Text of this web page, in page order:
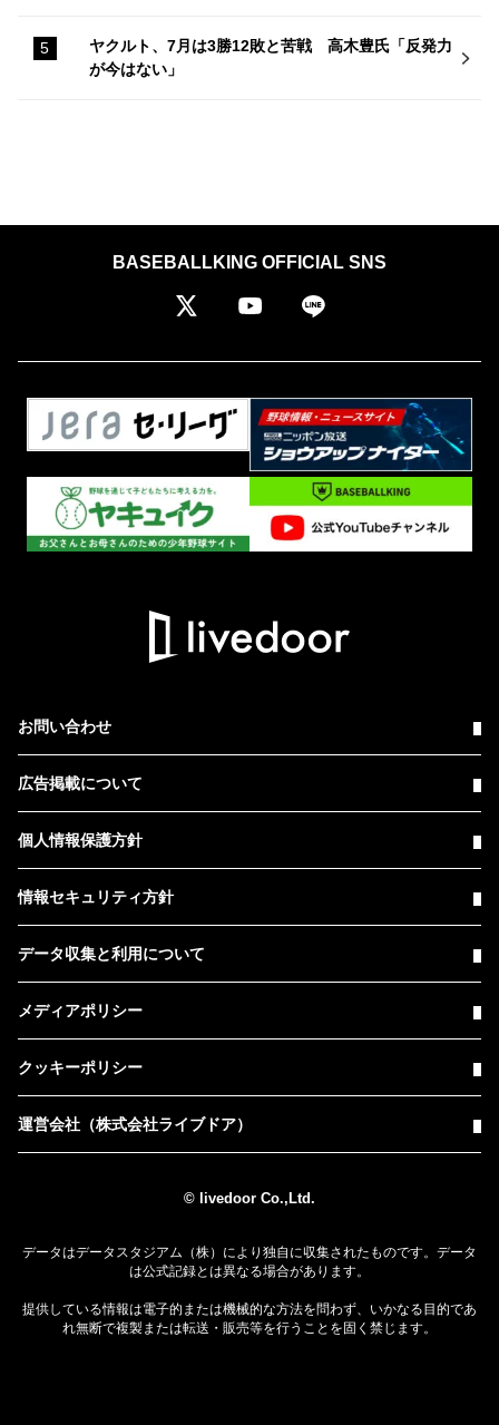
ヤクルト、7月は3勝12敗と苦戦 高木豊氏「反発力
が今はない」
BASEBALLKING OFFICIAL SNS
お問い合わせ
広告掲載について
個人情報保護方針
情報セキュリティ方針
データ収集と利用について
メディアポリシー
クッキーポリシー
運営会社（株式会社ライブドア）
© livedoor Co.,Ltd.
データはデータスタジアム（株）により独自に収集されたものです。データ
は公式記録とは異なる場合があります。
提供している情報は電子的または機械的な方法を問わず、いかなる目的であ
れ無断で複製または転送・販売等を行うことを固く禁じます。